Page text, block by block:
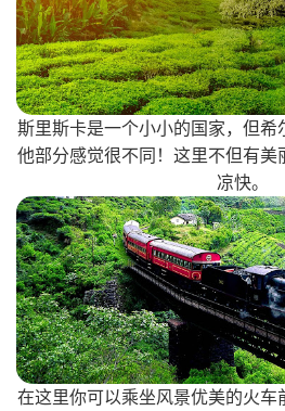
斯里斯卡是一个小小的国家，但
他部分感觉很不同！这里不但有
凉快。
在这里你可以乘坐风景优美的火